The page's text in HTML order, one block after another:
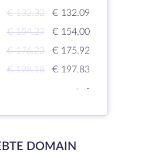
€ 132.32
€ 132.09
€ 154.27
€ 154.00
€ 176.22
€ 175.92
€ 198.18
€ 197.83
- -
DOMAIN